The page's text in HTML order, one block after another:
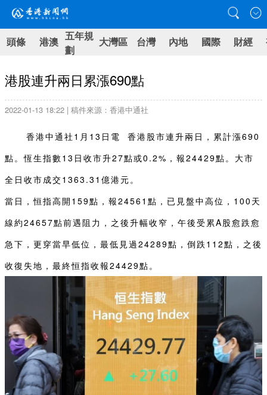
頭條 港澳 五年規
劃
大灣區 台灣 內地 國際 財經
港股連升兩日累漲690點
2022-01-13 18:22 | 稿件來源：香港中通社
香港中通社1月13日電 香港股市連升兩日，累計漲690
點。恆生指數13日收市升27點或0.2%，報24429點。大市
全日收市成交1363.31億港元。
當日，恒指高開159點，報24561點，已見盤中高位，100天
線約24657點前遇阻力，之後升幅收窄，午後受累A股愈跌愈
急下，更穿當早低位，最低見過24289點，倒跌112點，之後
收復失地，最終恒指收報24429點。